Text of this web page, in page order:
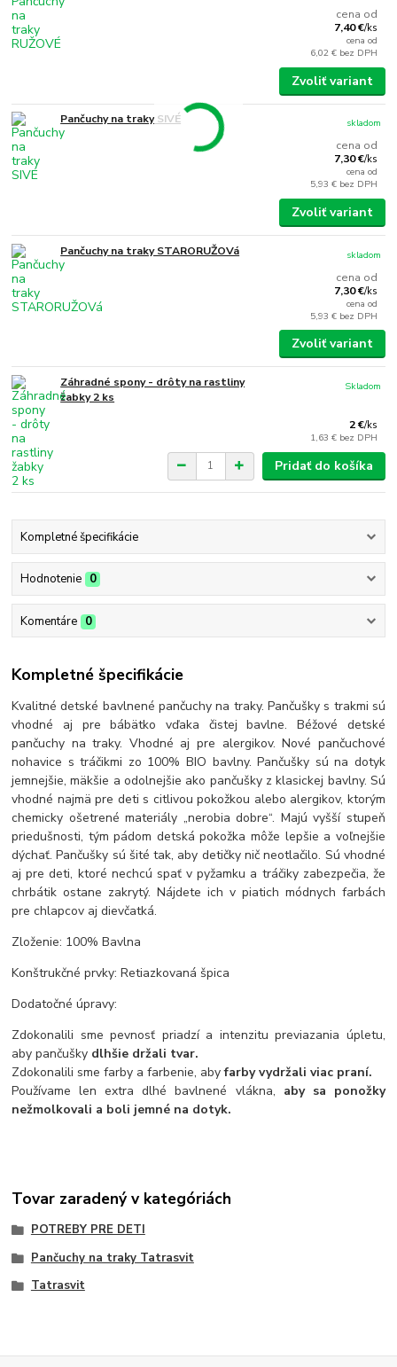
cena od
7,40 €/ks
cena od
6,02 € bez DPH
Zvoliť variant
Pančuchy na traky SIVÉ
cena od
7,30 €/ks
cena od
5,93 € bez DPH
skladom
Zvoliť variant
Pančuchy na traky STARORUŽOVá
cena od
7,30 €/ks
cena od
5,93 € bez DPH
skladom
Zvoliť variant
Záhradné spony - drôty na rastliny
žabky 2 ks
2 €/ks
1,63 € bez DPH
Skladom
Pridať do košíka
Kompletné špecifikácie
Hodnotenie 0
Komentáre 0
Kompletné špecifikácie
Kvalitné detské bavlnené pančuchy na traky. Pančušky s trakmi sú
vhodné aj pre bábätko vďaka čistej bavlne. Béžové detské
pančuchy na traky. Vhodné aj pre alergikov. Nové pančuchové
nohavice s tráčikmi zo 100% BIO bavlny. Pančušky sú na dotyk
jemnejšie, mäkšie a odolnejšie ako pančušky z klasickej bavlny. Sú
vhodné najmä pre deti s citlivou pokožkou alebo alergikov, ktorým
chemicky ošetrené materiály „nerobia dobre“. Majú vyšší stupeň
priedušnosti, tým pádom detská pokožka môže lepšie a voľnejšie
dýchať. Pančušky sú šité tak, aby detičky nič neotlačilo. Sú vhodné
aj pre deti, ktoré nechcú spať v pyžamku a tráčiky zabezpečia, že
chrbátik ostane zakrytý. Nájdete ich v piatich módnych farbách
pre chlapcov aj dievčatká.
Zloženie: 100% Bavlna
Konštrukčné prvky: Retiazkovaná špica
Dodatočné úpravy:
Zdokonalili sme pevnosť priadzí a intenzitu previazania úpletu,
aby pančušky dlhšie držali tvar.
Zdokonalili sme farby a farbenie, abyfarby vydržali viac praní.
Používame len extra dlhé bavlnené vlákna, aby sa ponožky
nežmolkovali a boli jemné na dotyk.
Tovar zaradený v kategóriách
POTREBY PRE DETI
Pančuchy na traky Tatrasvit
Tatrasvit